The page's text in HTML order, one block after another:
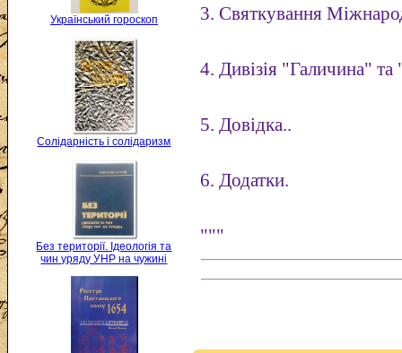
Український гороскоп
Солідарність і солідаризм
Без території. Ідеологія та
чин уряду УНР на чужині
3. Святкування
4. Дивізія "Галичина" та
5. Довідка..
6. Додатки.
"""